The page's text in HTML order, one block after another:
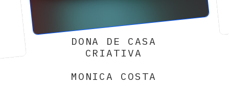
DONA DE CASA
CRIATIVA
MONICA COSTA